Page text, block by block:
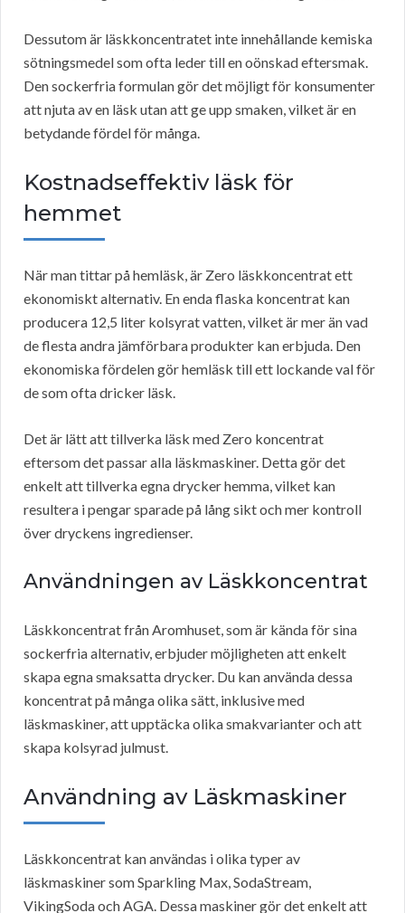
Dessutom är läskkoncentratet inte innehållande kemiska
sötningsmedel som ofta leder till en oönskad eftersmak.
Den sockerfria formulan gör det möjligt för konsumenter
att njuta av en läsk utan att ge upp smaken, vilket är en
betydande fördel för många.
Kostnadseffektiv läsk för
hemmet
När man tittar på hemläsk, är Zero läskkoncentrat ett
ekonomiskt alternativ. En enda flaska koncentrat kan
producera 12,5 liter kolsyrat vatten, vilket är mer än vad
de flesta andra jämförbara produkter kan erbjuda. Den
ekonomiska fördelen gör hemläsk till ett lockande val för
de som ofta dricker läsk.
Det är lätt att tillverka läsk med Zero koncentrat
eftersom det passar alla läskmaskiner. Detta gör det
enkelt att tillverka egna drycker hemma, vilket kan
resultera i pengar sparade på lång sikt och mer kontroll
över dryckens ingredienser.
Användningen av Läskkoncentrat
Läskkoncentrat från Aromhuset, som är kända för sina
sockerfria alternativ, erbjuder möjligheten att enkelt
skapa egna smaksatta drycker. Du kan använda dessa
koncentrat på många olika sätt, inklusive med
läskmaskiner, att upptäcka olika smakvarianter och att
skapa kolsyrad julmust.
Användning av Läskmaskiner
Läskkoncentrat kan användas i olika typer av
läskmaskiner som Sparkling Max, SodaStream,
VikingSoda och AGA. Dessa maskiner gör det enkelt att